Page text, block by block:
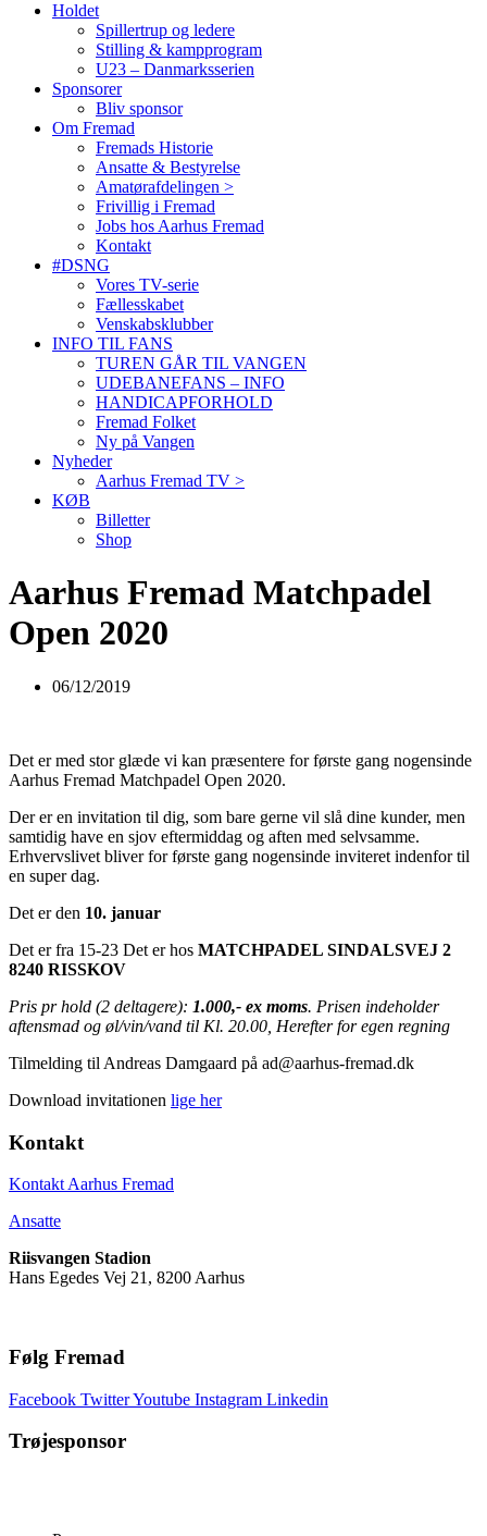
Holdet
Spillertrup og ledere
Stilling & kampprogram
U23 – Danmarksserien
Sponsorer
Bliv sponsor
Om Fremad
Fremads Historie
Ansatte & Bestyrelse
Amatørafdelingen >
Frivillig i Fremad
Jobs hos Aarhus Fremad
Kontakt
#DSNG
Vores TV-serie
Fællesskabet
Venskabsklubber
INFO TIL FANS
TUREN GÅR TIL VANGEN
UDEBANEFANS – INFO
HANDICAPFORHOLD
Fremad Folket
Ny på Vangen
Nyheder
Aarhus Fremad TV >
KØB
Billetter
Shop
Aarhus Fremad Matchpadel
Open 2020
06/12/2019
Det er med stor glæde vi kan præsentere for første gang nogensinde
Aarhus Fremad Matchpadel Open 2020.
Der er en invitation til dig, som bare gerne vil slå dine kunder, men
samtidig have en sjov eftermiddag og aften med selvsamme.
Erhvervslivet bliver for første gang nogensinde inviteret indenfor til
en super dag.
Det er den 10. januar
Det er fra 15-23 Det er hos MATCHPADEL SINDALSVEJ 2
8240 RISSKOV
Pris pr hold (2 deltagere): 1.000,- ex moms. Prisen indeholder
aftensmad og øl/vin/vand til Kl. 20.00, Herefter for egen regning
Tilmelding til Andreas Damgaard på ad@aarhus-fremad.dk
Download invitationen lige her
Kontakt
Kontakt Aarhus Fremad
Ansatte
Riisvangen Stadion
Hans Egedes Vej 21, 8200 Aarhus
Følg Fremad
Facebook TwitterYoutube Instagram Linkedin
Trøjesponsor